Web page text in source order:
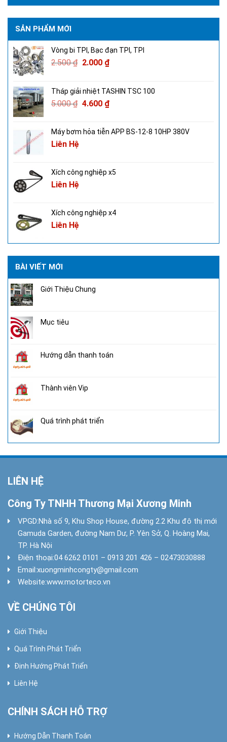
SẢN PHẨM MỚI
Vòng bi TPI, Bạc đạn TPI, TPI
2.500₫ 2.000 ₫
Tháp giải nhiệt TASHIN TSC 100
5.000₫ 4.600 ₫
Máy bơm hỏa tiễn APP BS-12-8 10HP 380V
Liên Hệ
Xích công nghiệp x5
Liên Hệ
Xích công nghiệp x4
Liên Hệ
BÀI VIẾT MỚI
Giới Thiệu Chung
Mục tiêu
Hướng dẫn thanh toán
Thành viên Vip
Quá trình phát triển
LIÊN HỆ
Công Ty TNHH Thương Mại Xương Minh
VPGD:Nhà số 9, Khu Shop House, đường 2.2 Khu đô thị mới
Gamuda Garden, đường Nam Dư, P. Yên Sở, Q. Hoàng Mai,
TP. Hà Nội
Điện thoại:04 6262 0101 – 0913 201 426 – 02473030888
Email:xuongminhcongty@gmail.com
Website:www.motorteco.vn
VỀ CHÚNG TÔI
Giới Thiệu
Quá Trình Phát Triển
Định Hướng Phát Triển
Liên Hệ
CHÍNH SÁCH HỖ TRỢ
Hướng Dẫn Thanh Toán